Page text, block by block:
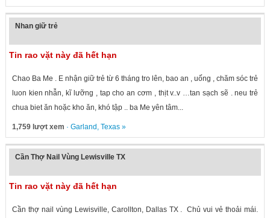
Nhan giữ trẻ
Tin rao vặt này đã hết hạn
Chao Ba Me . E nhận giữ trẻ từ 6 tháng tro lên, bao an , uống , chăm sóc trẻ
luon kien nhẫn, kĩ lưỡng , tap cho an cơm , thịt v..v …tan sạch sẽ . neu trẻ
chua biet ăn hoặc kho ăn, khó tập .. ba Me yên tâm...
1,759 lượt xem · Garland , Texas»
Cần Thợ Nail Vùng Lewisville TX
Tin rao vặt này đã hết hạn
Cần thợ nail vùng Lewisville, Carollton, Dallas TX . Chủ vui vẻ thoải mái.